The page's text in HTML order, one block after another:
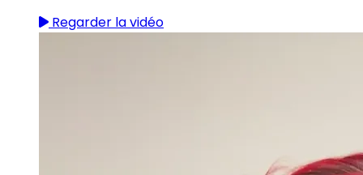
Regarder la vidéo